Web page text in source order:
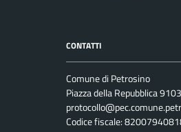
CONTATTI
Comune di Petrosino
Piazza della Repubblica
Codice fiscale: